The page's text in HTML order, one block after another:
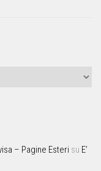
– Pagine Esteri su E’